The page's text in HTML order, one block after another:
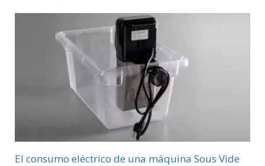
El consumo eléctrico de una máquina Sous Vide